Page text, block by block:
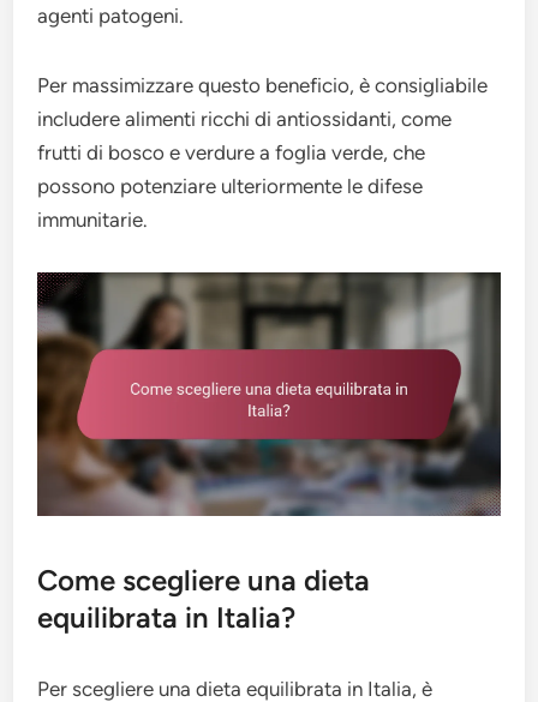
agenti patogeni.
Per massimizzare questo beneficio, è consigliabile
includere alimenti ricchi di antiossidanti, come
frutti di bosco e verdure a foglia verde, che
possono potenziare ulteriormente le difese
immunitarie.
Come scegliere una dieta
equilibrata in Italia?
Per scegliere una dieta equilibrata in Italia, è